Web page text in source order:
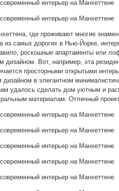
где проживают многие
из самых дорогих в Нью-Йорке,
роскошные апартаменты или
Вот, например, эта
просторными открытыми
в элегантном
удалось сделать дом уютным и
материалам. Отличный